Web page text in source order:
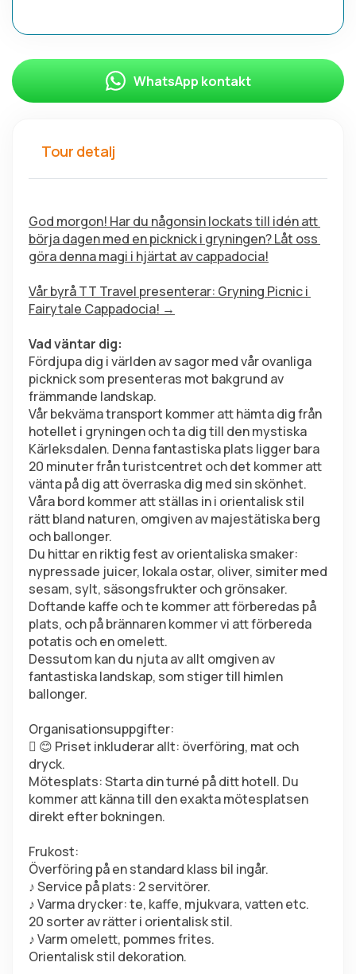
Tour detalj
God morgon! Har du någonsin lockats till idén att
börja dagen med en picknick i gryningen? Låt oss
göra denna magi i hjärtat av cappadocia!
Vår byrå TT Travel presenterar: Gryning Picnic i
Fairytale Cappadocia! →
Vad väntar dig:
Fördjupa dig i världen av sagor med vår ovanliga
picknick som presenteras mot bakgrund av
främmande landskap.
Vår bekväma transport kommer att hämta dig från
hotellet i gryningen och ta dig till den mystiska
Kärleksdalen. Denna fantastiska plats ligger bara
20 minuter från turistcentret och det kommer att
vänta på dig att överraska dig med sin skönhet.
Våra bord kommer att ställas in i orientalisk stil
rätt bland naturen, omgiven av majestätiska berg
och ballonger.
Du hittar en riktig fest av orientaliska smaker:
nypressade juicer, lokala ostar, oliver, simiter med
sesam, sylt, säsongsfrukter och grönsaker.
Doftande kaffe och te kommer att förberedas på
plats, och på brännaren kommer vi att förbereda
potatis och en omelett.
Dessutom kan du njuta av allt omgiven av
fantastiska landskap, som stiger till himlen
ballonger.
Organisationsuppgifter:
 😊 Priset inkluderar allt: överföring, mat och
dryck.
Mötesplats: Starta din turné på ditt hotell. Du
kommer att känna till den exakta mötesplatsen
direkt efter bokningen.
Frukost:
Överföring på en standard klass bil ingår.
♪️ Service på plats: 2 servitörer.
♪️ Varma drycker: te, kaffe, mjukvara, vatten etc.
20 sorter av rätter i orientalisk stil.
♪️ Varm omelett, pommes frites.
Orientalisk stil dekoration.
WhatsApp kontakt